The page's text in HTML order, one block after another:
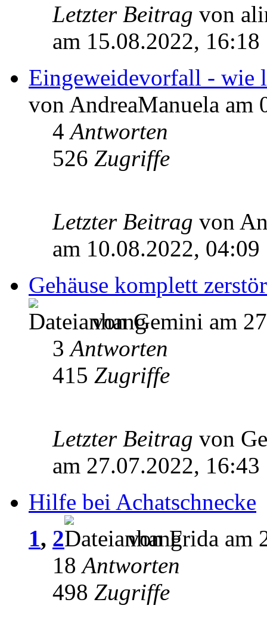
Letzter Beitrag von
am 15.08.2022, 16:18
Eingeweidevorfall - wie
von AndreaManuela am
4Antworten
526 Zugriffe
Letzter Beitrag von
am 10.08.2022, 04:09
Gehäuse komplett
von Gemini am
3Antworten
415 Zugriffe
Letzter Beitrag von
am 27.07.2022, 16:43
Hilfe bei Achatschnecke
1, 2
von Frida am
18Antworten
498 Zugriffe